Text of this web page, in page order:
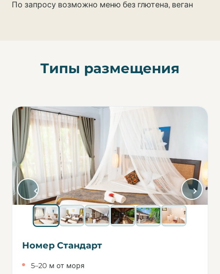
По запросу возможно меню без глютена, веган
Типы размещения
Номер Стандарт
5–20 м от моря